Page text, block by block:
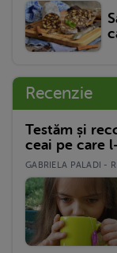
Recenzie
Testăm și
ceai pe care
GABRIELA PALADI -